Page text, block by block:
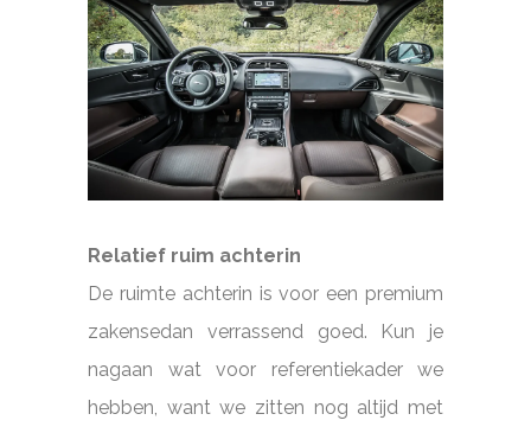
Relatief ruim achterin
De ruimte achterin is voor een premium
zakensedan verrassend goed. Kun je
nagaan wat voor referentiekader we
hebben, want we zitten nog altijd met